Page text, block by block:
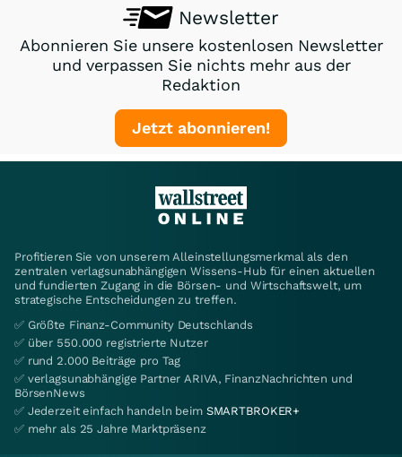
Newsletter
Abonnieren Sie unsere kostenlosen Newsletter
und verpassen Sie nichts mehr aus der
Redaktion
Jetzt abonnieren!
Profitieren Sie von unserem Alleinstellungsmerkmal als den
zentralen verlagsunabhängigen Wissens-Hub für einen aktuellen
und fundierten Zugang in die Börsen- und Wirtschaftswelt, um
strategische Entscheidungen zu treffen.
✅ Größte Finanz-Community Deutschlands
✅ über 550.000 registrierte Nutzer
✅ rund 2.000 Beiträge pro Tag
✅ verlagsunabhängige Partner ARIVA, FinanzNachrichten und
BörsenNews
✅ Jederzeit einfach handeln beim SMARTBROKER+
✅ mehr als 25 Jahre Marktpräsenz